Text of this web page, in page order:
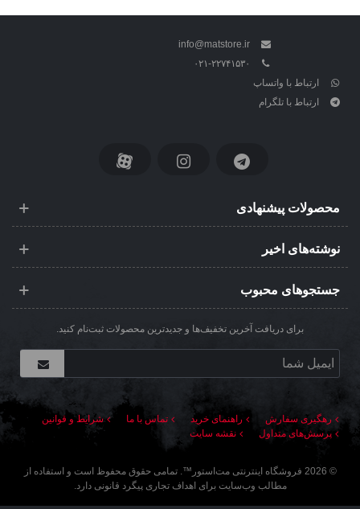
info@matstore.ir
۰۲۱-۲۲۷۴۱۵۳۰
ارتباط با واتساپ
ارتباط با تلگرام
محصولات پیشنهادی
نوشته‌های اخیر
جستجوهای محبوب
برای دریافت آخرین تخفیف‌ها و جدیدترین محصولات ثبت‌نام کنید.
رهگیری سفارش راهنمای خرید تماس با ما
شرایط و قوانین
پرسش‌های متداول
نقشه سایت
©
2026 فروشگاه اینترنتی مت‌استور ™. تمامی حقوق محفوظ است و استفاده از
مطالب وب‌سایت برای اهداف تجاری پیگرد قانونی دارد.